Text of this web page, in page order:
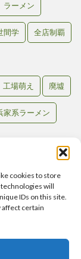
cookies to store
will
IDs on this site.
affect certain
ラーメン
間学 全店制覇
工場萌え 廃墟
家系ラーメン